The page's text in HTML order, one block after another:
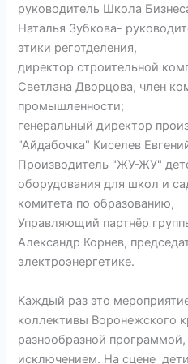
руководитель Школа
Наталья Зубкова-
этики реготделения,
директор строительной
Светлана Дворцова, член
промышленности;
генеральный директор
"Айдабочка" Киселев
Производитель "ЖУ-ЖУ"
оборудования для школ и
комитета по образованию,
Управляющий партнёр
Александр Корнев,
электроэнергетике.
Каждый раз это
коллективы Воронежского
разнообразной программой,
исключением. На сцене